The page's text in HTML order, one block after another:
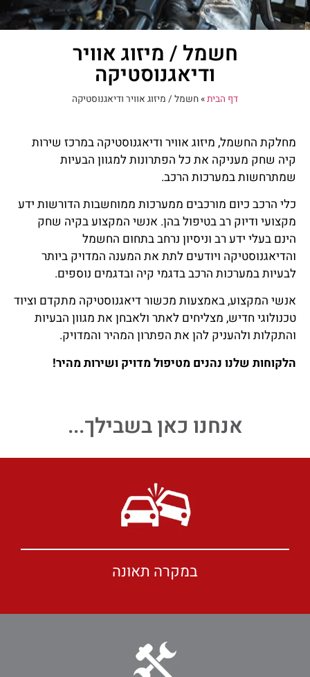
חשמל / מיזוג אוויר
ודיאגנוסטיקה
דף הבית»חשמל / מיזוג אוויר ודיאגנוסטיקה
מחלקת החשמל, מיזוג אוויר ודיאגנוסטיקה במרכז שירות
קיה שחק מעניקה את כל הפתרונות למגוון הבעיות
שמתרחשות במערכות הרכב.
כלי הרכב כיום מורכבים ממערכות ממוחשבות הדורשות ידע
מקצועי ודיוק רב בטיפול בהן. אנשי המקצוע בקיה שחק
הינם בעלי ידע רב וניסיון נרחב בתחום החשמל
והדיאגנוסטיקה ויודעים לתת את המענה המדויק ביותר
לבעיות במערכות הרכב בדגמי קיה ובדגמים נוספים.
אנשי המקצוע, באמצעות מכשור דיאגנוסטיקה מתקדם וציוד
טכנולוגי חדיש, מצליחים לאתר ולאבחן את מגוון הבעיות
והתקלות ולהעניק להן את הפתרון המהיר והמדויק.
הלקוחות שלנו נהנים מטיפול מדויק ושירות מהיר!
אנחנו כאן בשבילך...
במקרה תאונה